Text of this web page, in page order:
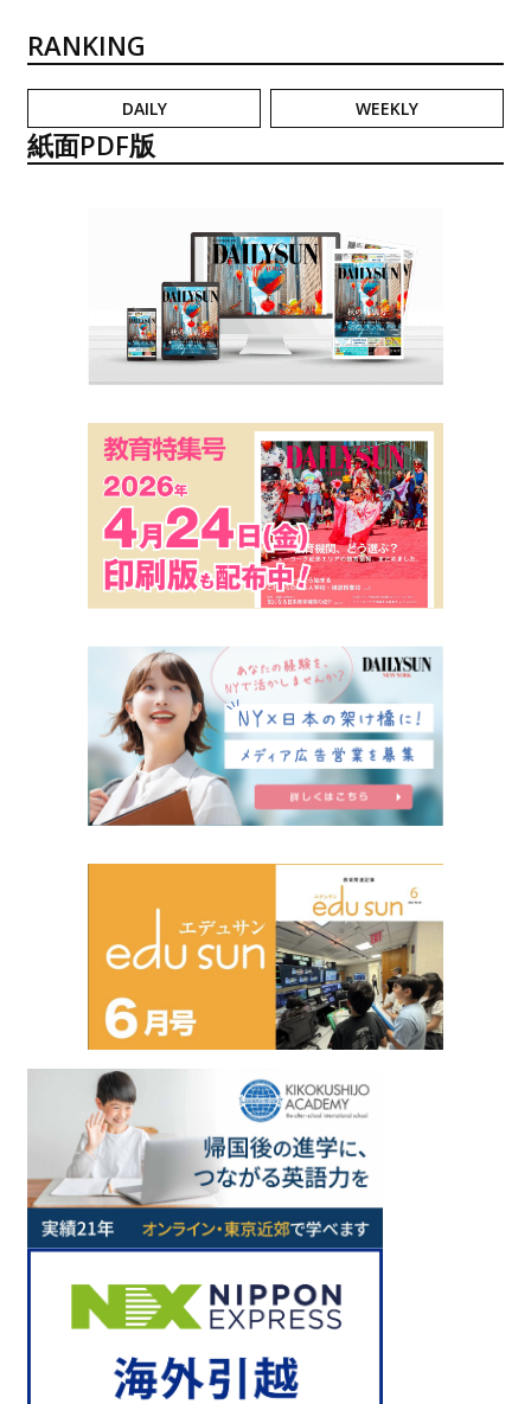
RANKING
DAILY WEEKLY
紙面PDF版